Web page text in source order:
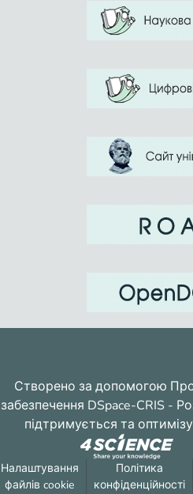
Створено за допомогою
забезпечення DSpace-CRIS -
підтримується та
Налаштування
файлів cookie
Політика
конфіденційності